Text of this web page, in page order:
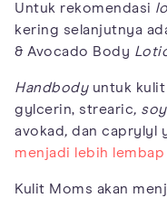
Untuk rekomendasi
kering selanjutnya
& Avocado Body
Handbodyuntuk kulit
gylcerin, strearic,
avokad, dan caprylyl
menjadi lebih lembap
Kulit Moms akan